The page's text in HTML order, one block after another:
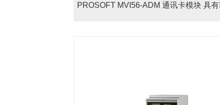
PROSOFT MVI56-ADM 通讯卡模块 具